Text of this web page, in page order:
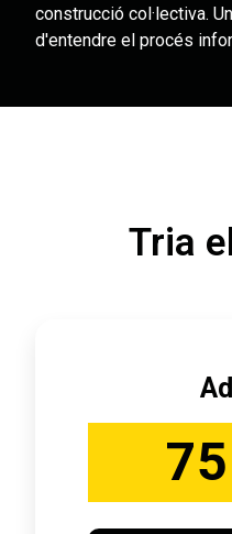
construcció col·lectiva.
d'entendre el procés
Tria